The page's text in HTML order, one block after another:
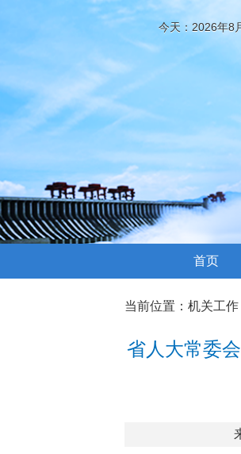
今天：2026年8
首页
当前位置： 机关工作
省人大常委